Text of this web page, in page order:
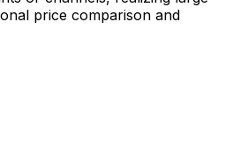
price comparison and